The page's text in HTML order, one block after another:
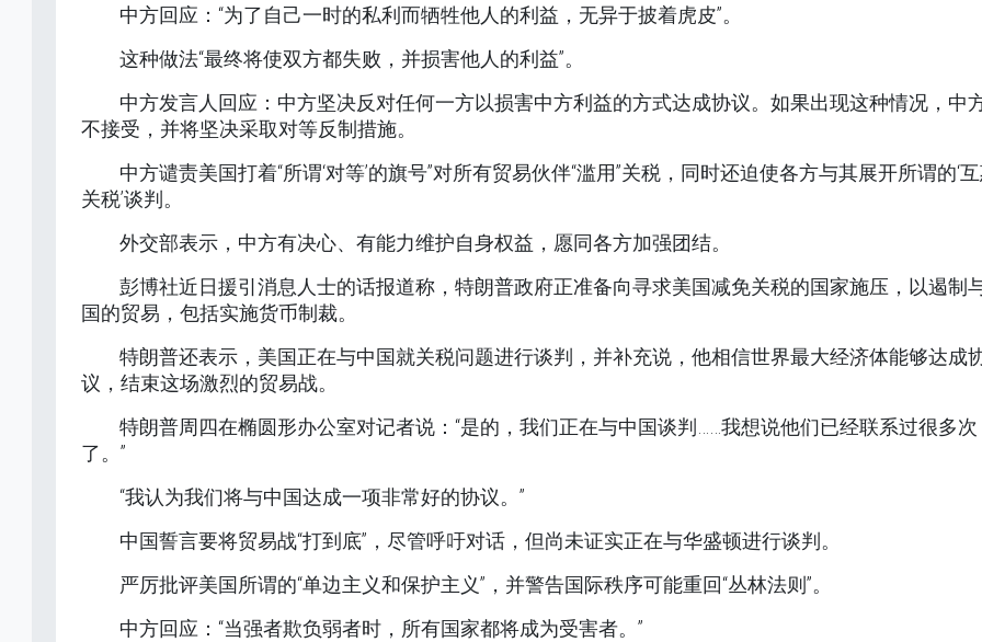
中方回应：“为了自己一时的私利而牺牲他人的利益，无异于披着虎皮”。
这种做法“最终将使双方都失败，并损害他人的利益”。
中方发言人回应：中方坚决反对任何一方以损害中方利益的方式达成协议。如果出现这种情况，中
不接受，并将坚决采取对等反制措施。
中方谴责美国打着“所谓‘对等’的旗号”对所有贸易伙伴“滥用”关税，同时还迫使各方与其展开所谓的‘
关税’谈判。
外交部表示，中方有决心、有能力维护自身权益，愿同各方加强团结。
彭博社近日援引消息人士的话报道称，特朗普政府正准备向寻求美国减免关税的国家施压，以遏制
国的贸易，包括实施货币制裁。
特朗普还表示，美国正在与中国就关税问题进行谈判，并补充说，他相信世界最大经济体能够达成
议，结束这场激烈的贸易战。
特朗普周四在椭圆形办公室对记者说：“是的，我们正在与中国谈判……我想说他们已经联系过很多次
了。”
“我认为我们将与中国达成一项非常好的协议。”
中国誓言要将贸易战“打到底”，尽管呼吁对话，但尚未证实正在与华盛顿进行谈判。
严厉批评美国所谓的“单边主义和保护主义”，并警告国际秩序可能重回“丛林法则”。
中方回应：“当强者欺负弱者时，所有国家都将成为受害者。”